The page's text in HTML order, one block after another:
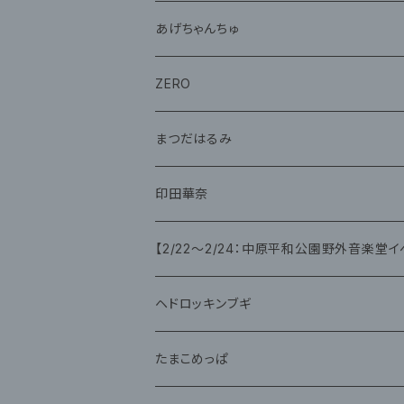
CD
グッズ
あげちゃんちゅ
グッズ
ZERO
グッズ
CD
まつだはるみ
CD
グッズ
印田華奈
グッズ
【2/22〜2/24：中原平和公園野外音楽堂イ
藤咲ゆみ
ヘドロッキンブギ
CD
たまこめっぱ